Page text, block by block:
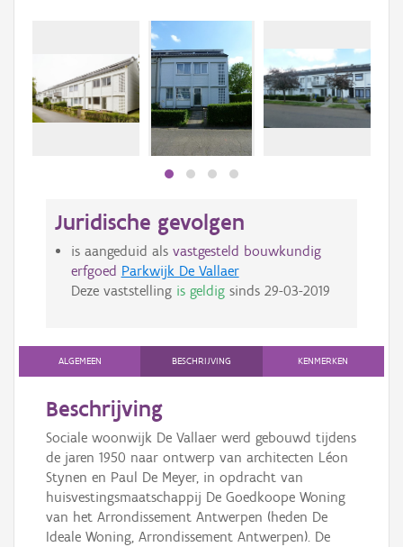
Juridische gevolgen
is aangeduid als vastgesteld bouwkundig
erfgoed Parkwijk De Vallaer
Deze vaststelling is geldigsinds 29-03-2019
ALGEMEEN BESCHRIJVING KENMERKEN
Beschrijving
Sociale woonwijk De Vallaer werd gebouwd tijdens
de jaren 1950 naar ontwerp van architecten Léon
Stynen en Paul De Meyer, in opdracht van
huisvestingsmaatschappij De Goedkoope Woning
van het Arrondissement Antwerpen (heden De
Ideale Woning, Arrondissement Antwerpen). De